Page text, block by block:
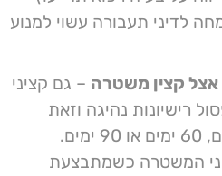
עבירה שלמשטרה קל
דוחות רבים על מהירות
מצד שני יש גם לא מעט
באמצעי מדידת
מיומן עשוי למנוע ספיגת
לדיני תעבורה עשוי למנוע
אצל קצין משטרה – גם קציני
רישיונות נהיגה וזאת
לפרק זמן של 30 ימים, 60 ימים או 90 ימים.
המשטרה כשמתבצעת